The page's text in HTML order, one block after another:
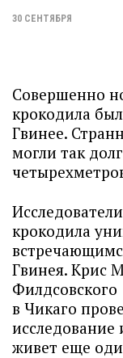
30 СЕНТЯБРЯ
Совершенно
крокодила
Гвинее.
могли так
крокодила
Гвинея. Крис
в Чикаго
исследование
живет еще